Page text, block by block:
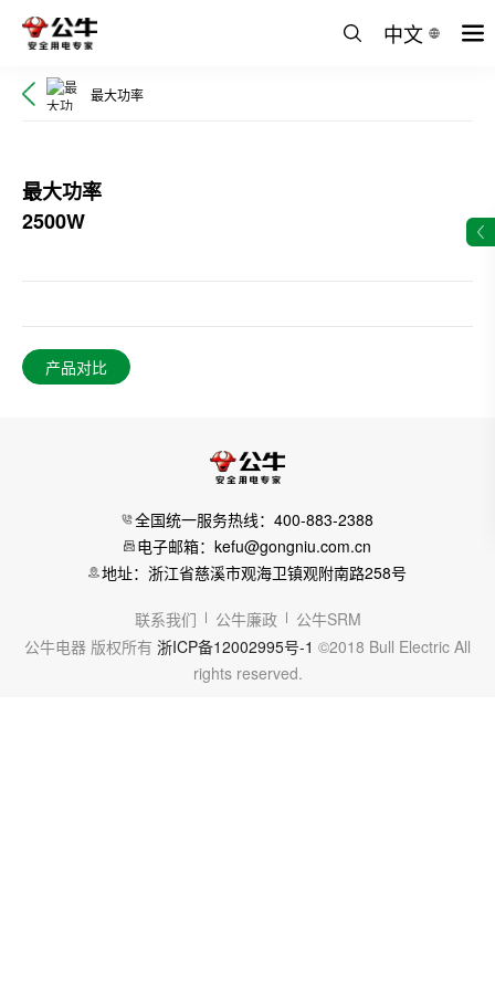
中文
最大功率
最大功率
2500W
产品对比
全国统一服务热线：400-883-2388
电子邮箱：kefu@gongniu.com.cn
地址：浙江省慈溪市观海卫镇观附南路258号
联系我们 公牛廉政
公牛SRM
公牛电器 版权所有 浙ICP备12002995号-1 ©2018 Bull Electric All
rights reserved.